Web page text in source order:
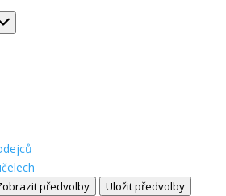
předvolby Uložit předvolby